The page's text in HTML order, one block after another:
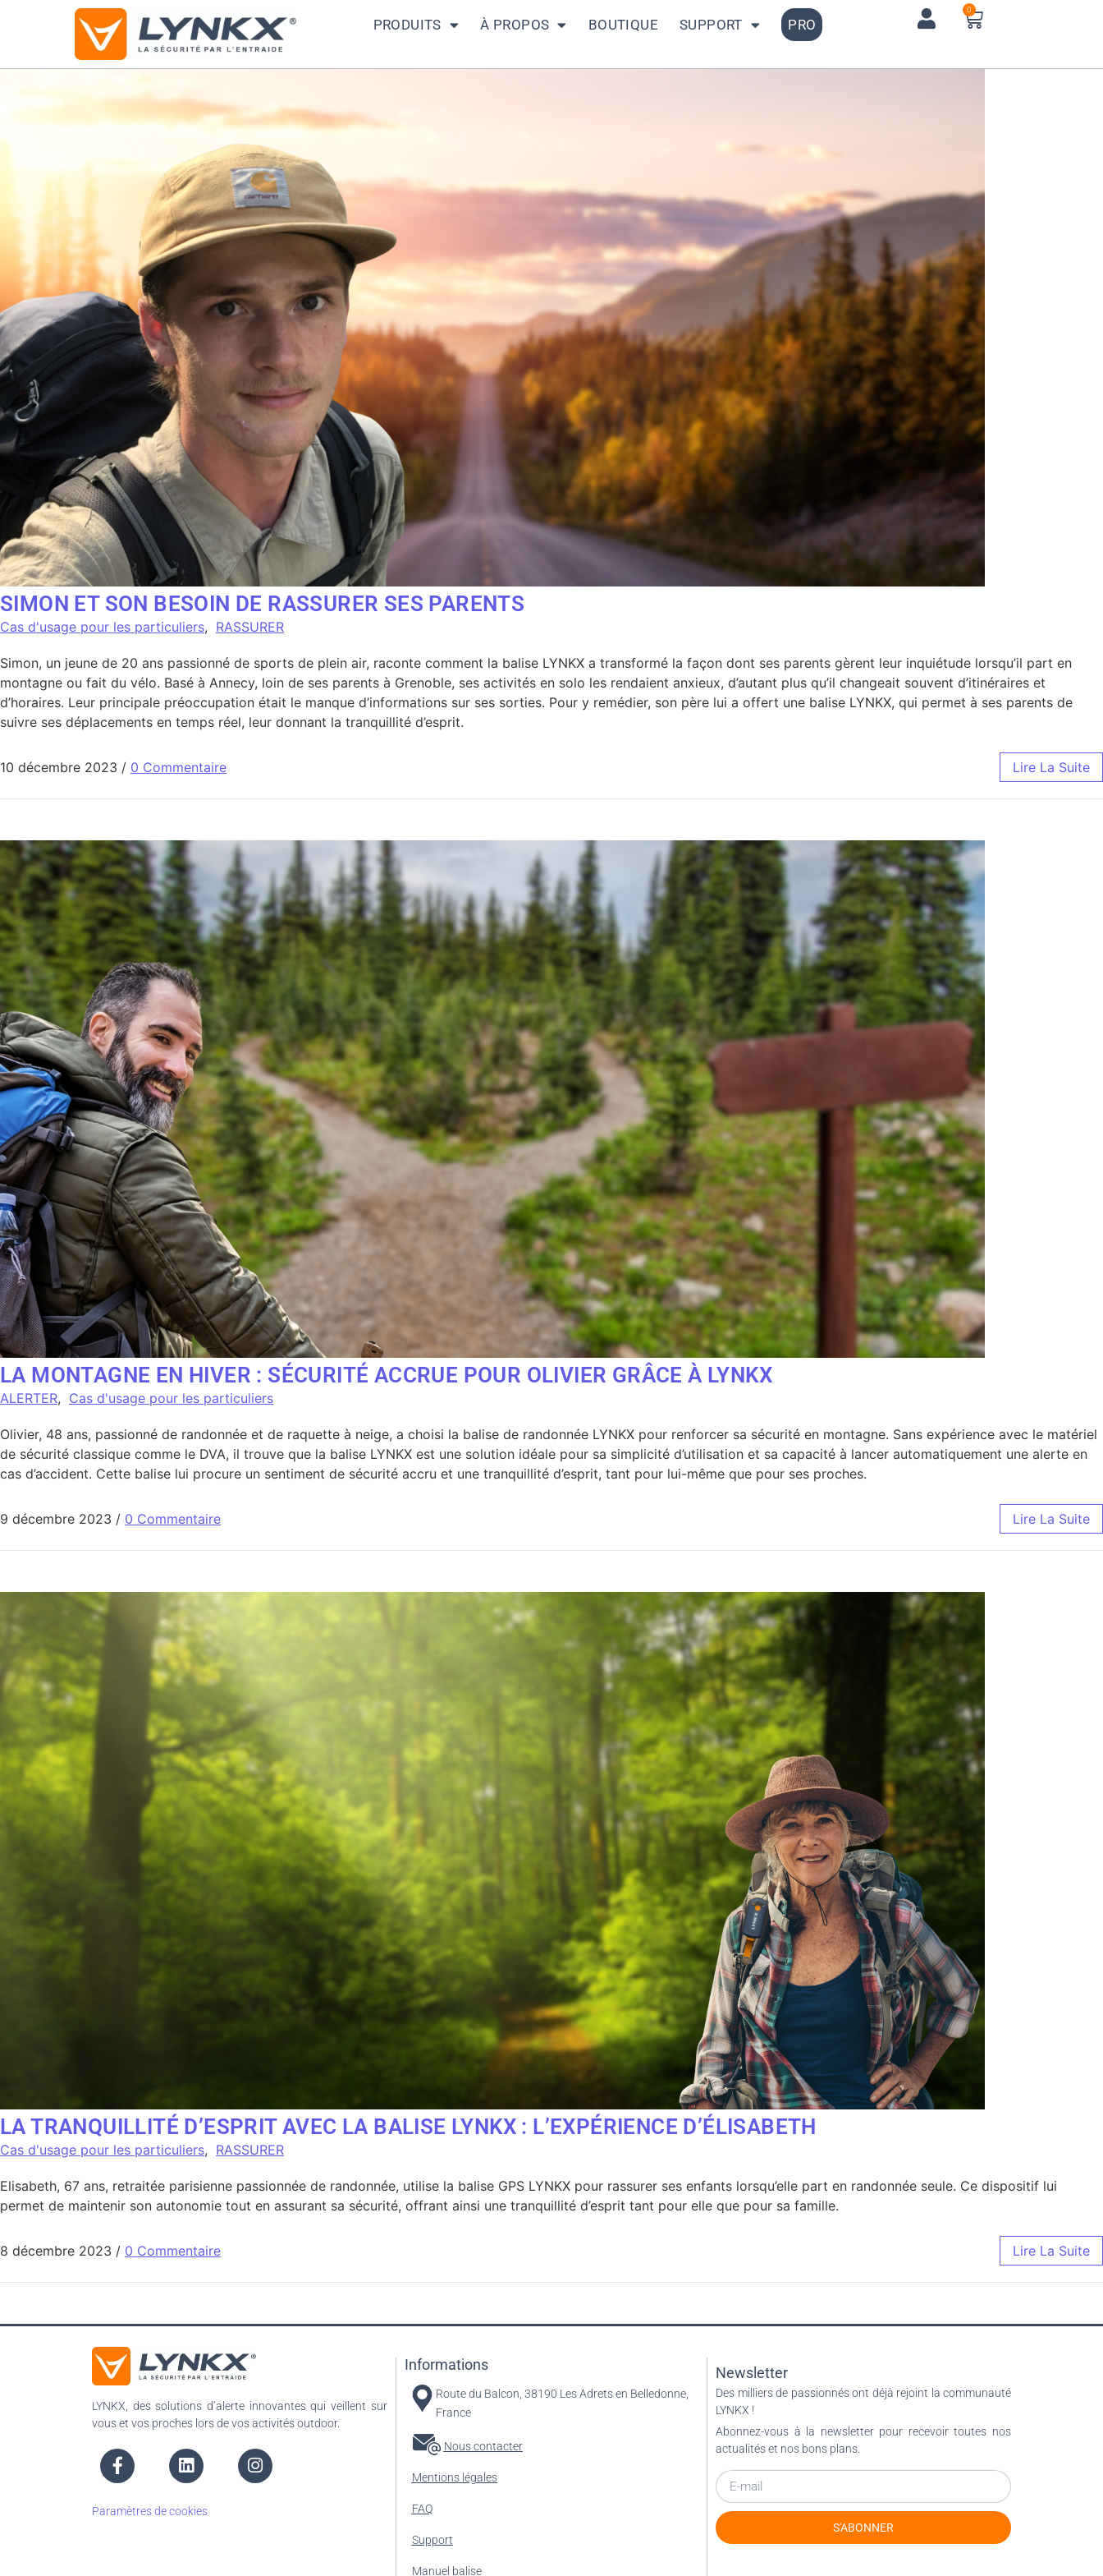
PRODUITS À PROPOS BOUTIQUE SUPPORT PRO
0
SIMON ET SON BESOIN DE RASSURER SES PARENTS
Cas d'usage pour les particuliers, RASSURER
Simon, un jeune de 20 ans passionné de sports de plein air, raconte comment la balise LYNKX a transformé la façon dont ses parents gèrent leur inquiétude lorsqu’il part en
montagne ou fait du vélo. Basé à Annecy, loin de ses parents à Grenoble, ses activités en solo les rendaient anxieux, d’autant plus qu’il changeait souvent d’itinéraires et
d’horaires. Leur principale préoccupation était le manque d’informations sur ses sorties. Pour y remédier, son père lui a offert une balise LYNKX, qui permet à ses parents de
suivre ses déplacements en temps réel, leur donnant la tranquillité d’esprit.
10 décembre 2023 / 0 Commentaire Lire La Suite
LA MONTAGNE EN HIVER : SÉCURITÉ ACCRUE POUR OLIVIER GRÂCE À LYNKX
ALERTER, Cas d'usage pour les particuliers
Olivier, 48 ans, passionné de randonnée et de raquette à neige, a choisi la balise de randonnée LYNKX pour renforcer sa sécurité en montagne. Sans expérience avec le matériel
de sécurité classique comme le DVA, il trouve que la balise LYNKX est une solution idéale pour sa simplicité d’utilisation et sa capacité à lancer automatiquement une alerte en
cas d’accident. Cette balise lui procure un sentiment de sécurité accru et une tranquillité d’esprit, tant pour lui-même que pour ses proches.
9 décembre 2023 / 0 Commentaire Lire La Suite
LA TRANQUILLITÉ D’ESPRIT AVEC LA BALISE LYNKX : L’EXPÉRIENCE D’ÉLISABETH
Cas d'usage pour les particuliers, RASSURER
Elisabeth, 67 ans, retraitée parisienne passionnée de randonnée, utilise la balise GPS LYNKX pour rassurer ses enfants lorsqu’elle part en randonnée seule. Ce dispositif lui
permet de maintenir son autonomie tout en assurant sa sécurité, offrant ainsi une tranquillité d’esprit tant pour elle que pour sa famille.
8 décembre 2023 / 0 Commentaire Lire La Suite
LYNKX, des solutions d’alerte innovantes qui veillent sur
vous et vos proches lors de vos activités outdoor.
Paramètres de cookies
Informations
Route du Balcon, 38190 Les Adrets en Belledonne,
France
Nous contacter
Mentions légales
FAQ
Support
Manuel balise
Newsletter
Des milliers de passionnés ont déjà rejoint la communauté
LYNKX !
Abonnez-vous à la newsletter pour recevoir toutes nos
actualités et nos bons plans.
S'ABONNER